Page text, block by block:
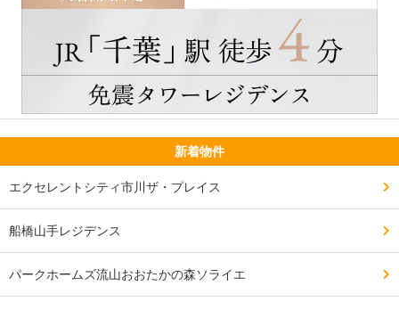
新着物件
エクセレントシティ市川ザ・プレイス
船橋山手レジデンス
パークホームズ流山おおたかの森ソライエ